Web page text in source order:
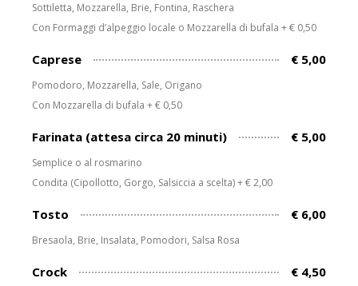
Sottiletta, Mozzarella, Brie, Fontina, Raschera
Con Formaggi d’alpeggio locale o Mozzarella di bufala + € 0,50
Caprese € 5,00
Pomodoro, Mozzarella, Sale, Origano
Con Mozzarella di bufala + € 0,50
Farinata (attesa circa 20 minuti) € 5,00
Semplice o al rosmarino
Condita (Cipollotto, Gorgo, Salsiccia a scelta) + € 2,00
Tosto € 6,00
Bresaola, Brie, Insalata, Pomodori, Salsa Rosa
Crock € 4,50